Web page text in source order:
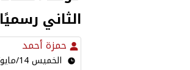
الثاني رسميًا
حمزة أحمد
الخميس 14/مايو/2026 - 01:45 م